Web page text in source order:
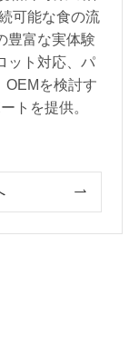
可能な食の流
豊富な実体験
ット対応、パ
OEMを検討す
トを提供。